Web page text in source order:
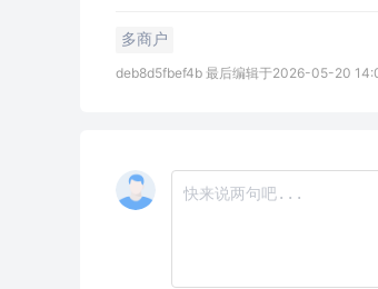
多商户
deb8d5fbef4b 最后编辑于2026-05-20